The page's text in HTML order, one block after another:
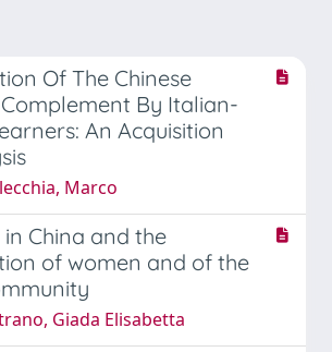
Of The Chinese
By Italian-
An Acquisition
Marco
China and the
of women and of the
Giada Elisabetta